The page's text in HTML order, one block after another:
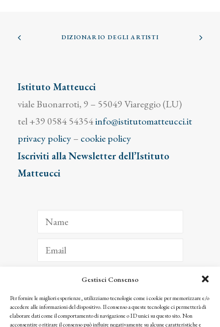
Gestisci Consenso
Per fornire le migliori esperienze, utilizziamo tecnologie come i cookie per memorizzare e/o
accedere alle informazioni del dispositivo. Il consenso a queste tecnologie ci permetterà di
elaborare dati come il comportamento di navigazione o ID unici su questo sito. Non
acconsentire o ritirare il consenso può influire negativamente su alcune caratteristiche e
DIZIONARIO DEGLI ARTISTI
Istituto Matteucci
viale Buonarroti, 9 – 55049 Viareggio (LU)
tel +39 0584 54354info@istitutomatteucci.it
privacy policy– cookie policy
Iscriviti alla Newsletter dell’Istituto
Matteucci
ISCRIVITI
Facendo clic per iscriverti, riconosci che le tue informazioni saranno trattate
seguendo la nostra Privacy Policy